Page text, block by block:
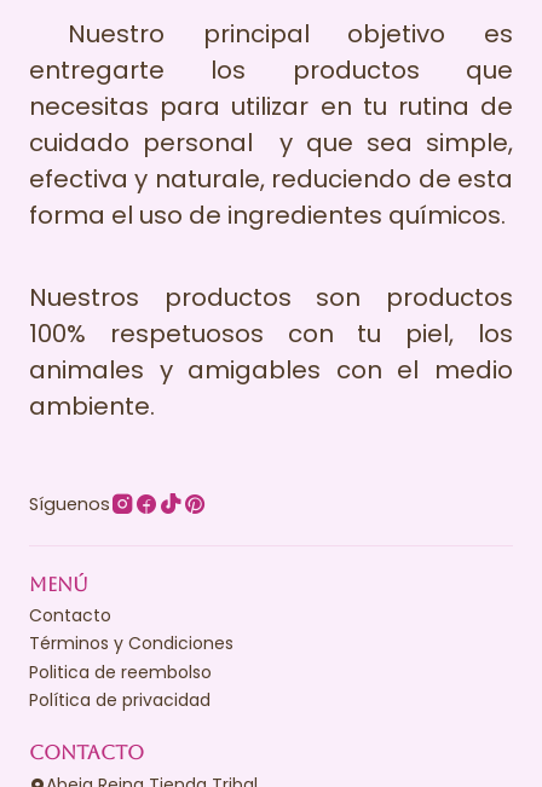
Nuestro principal objetivo es
entregarte los productos que
necesitas para utilizar en tu rutina de
cuidado personal y que sea simple,
efectiva y naturale, reduciendo de esta
forma el uso de ingredientes químicos.
Nuestros productos son productos
100% respetuosos con tu piel, los
animales y amigables con el medio
ambiente.
Síguenos
MENÚ
Contacto
Términos y Condiciones
Politica de reembolso
Política de privacidad
CONTACTO